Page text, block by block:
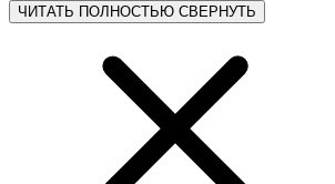
ЧИТАТЬ ПОЛНОСТЬЮ СВЕРНУТЬ